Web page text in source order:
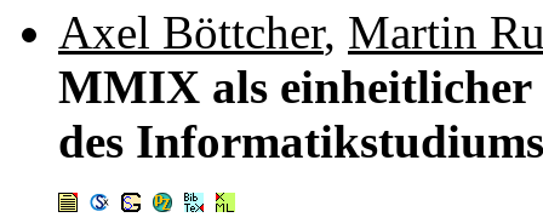
Axel Böttcher, Martin
MMIX als einheitlicher
des